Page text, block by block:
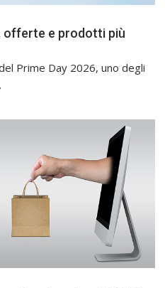
offerte e prodotti più
Prime Day 2026, uno degli